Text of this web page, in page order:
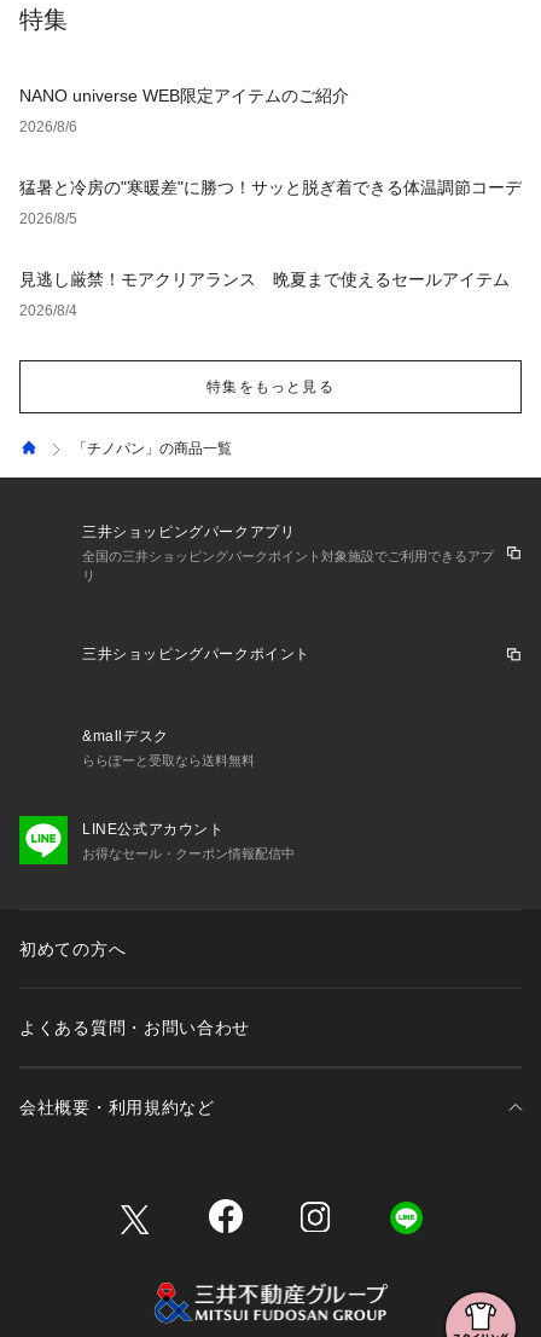
特集
NANO universe WEB限定アイテムのご紹介
2026/8/6
猛暑と冷房の"寒暖差"に勝つ！サッと脱ぎ着できる体温調節コーデ
2026/8/5
見逃し厳禁！モアクリアランス 晩夏まで使えるセールアイテム
2026/8/4
特集をもっと見る
「チノパン」の商品一覧
三井ショッピングパークアプリ
全国の三井ショッピングパークポイント対象施設でご利用できるアプ
リ
三井ショッピングパークポイント
&mallデスク
ららぽーと受取なら送料無料
LINE公式アカウント
お得なセール・クーポン情報配信中
初めての方へ
よくある質問・お問い合わせ
会社概要・利用規約など